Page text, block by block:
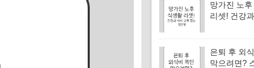
망가진 노
리셋! 건강
은퇴 후 외
막으려면?